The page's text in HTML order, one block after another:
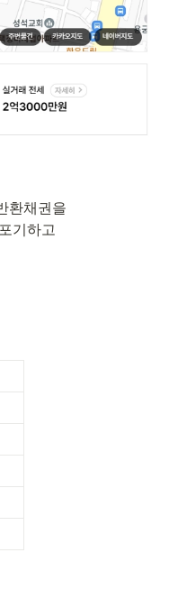
환채권을
기하고